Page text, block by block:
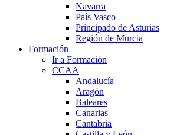
Navarra
País Vasco
Principado de Asturias
Región de Murcia
Formación
Ir a Formación
CCAA
Andalucía
Aragón
Baleares
Canarias
Cantabria